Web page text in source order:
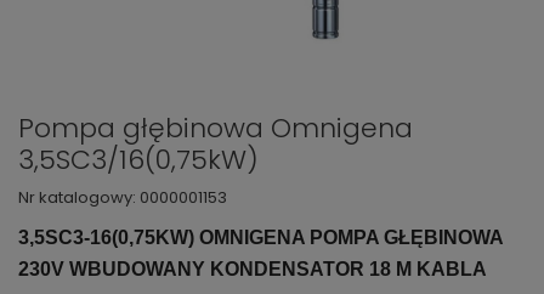
Pompa głębinowa Omnigena
3,5SC3/16(0,75kW)
Nr katalogowy: 0000001153
3,5SC3-16(0,75KW) OMNIGENA POMPA GŁĘBINOWA
230V WBUDOWANY KONDENSATOR 18 M KABLA